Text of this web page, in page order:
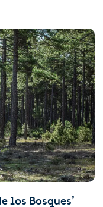
los Bosques’